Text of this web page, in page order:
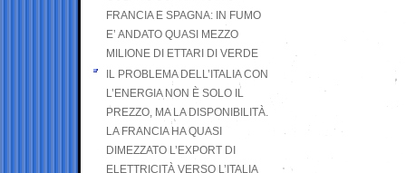
FRANCIA E SPAGNA: IN FUMO
E’ ANDATO QUASI MEZZO
MILIONE DI ETTARI DI VERDE
IL PROBLEMA DELL’ITALIA CON
L’ENERGIA NON È SOLO IL
PREZZO, MA LA DISPONIBILITÀ.
LA FRANCIA HA QUASI
DIMEZZATO L’EXPORT DI
ELETTRICITÀ VERSO L’ITALIA